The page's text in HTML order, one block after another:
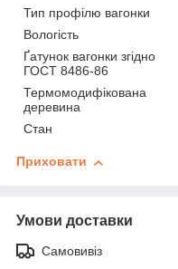
Тип профілю вагонки
Вологість
Ґатунок вагонки згідно
ГОСТ 8486-86
Термомодифікована
деревина
Стан
Приховати
Умови доставки
Самовивіз